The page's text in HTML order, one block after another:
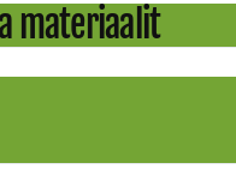
materiaalit